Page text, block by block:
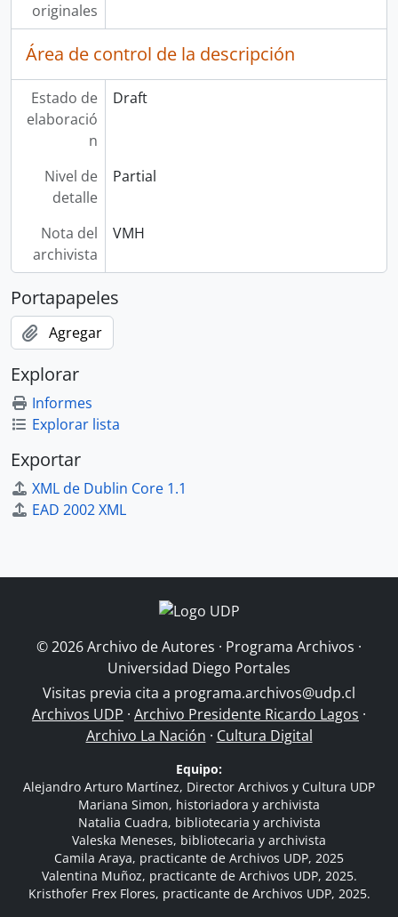
originales
Área de control de la descripción
Estado de
elaboració
n
Draft
Nivel de
detalle
Partial
Nota del
archivista
VMH
Portapapeles
Agregar
Explorar
Informes
Explorar lista
Exportar
XML de Dublin Core 1.1
EAD 2002 XML
© 2026 Archivo de Autores · Programa Archivos ·
Universidad Diego Portales
Visitas previa cita a programa.archivos@udp.cl
Archivos UDP · Archivo Presidente Ricardo Lagos ·
Archivo La Nación · Cultura Digital
Equipo:
Alejandro Arturo Martínez, Director Archivos y Cultura UDP
Mariana Simon, historiadora y archivista
Natalia Cuadra, bibliotecaria y archivista
Valeska Meneses, bibliotecaria y archivista
Camila Araya, practicante de Archivos UDP, 2025
Valentina Muñoz, practicante de Archivos UDP, 2025.
Kristhofer Frex Flores, practicante de Archivos UDP, 2025.